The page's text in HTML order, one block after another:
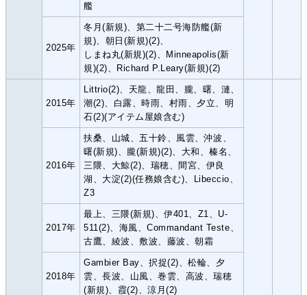
艦
2025年
冬月(新規)、第二十二号海防艦(新
規)、朝日(新規)(2)、
しまね丸(新規)(2)、Minneapolis(新
規)(2)、Richard P.Leary(新規)(2)
2015年
Littrio(2)、天龍、龍田、朧、曙、漣、
潮(2)、白露、時雨、村雨、夕立、明
石(2)(アイテム屋娘含む)
2016年
扶桑、山城、五十鈴、風雲、沖波、
曙(新規)、朧(新規)(2)、大和、榛名、
三隈、大鯨(2)、瑞穂、間宮、伊良
湖、大淀(2)(任務娘含む)、Libeccio、
Z3
2017年
最上、三隈(新規)、伊401、Z1、U-
511(2)、海風、Commandant Teste、
古鷹、綾波、敷波、藤波、朝霜
2018年
Gambier Bay、択捉(2)、松輪、夕
雲、長波、山風、巻雲、高波、瑞穂
(新規)、霞(2)、涼月(2)